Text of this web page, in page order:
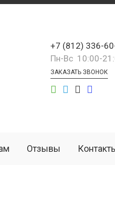
+7 (812) 336-
Пн-Вс 10:00-
ЗАКАЗАТЬ ЗВОНОК
Отзывы